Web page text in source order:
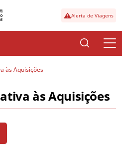
Alerta de Viagens
às Aquisições
às Aquisições